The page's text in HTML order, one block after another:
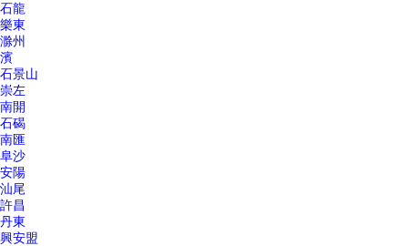
石龍
樂東
滁州
濱
石景山
崇左
南開
石碣
南匯
阜沙
安陽
汕尾
許昌
丹東
興安盟